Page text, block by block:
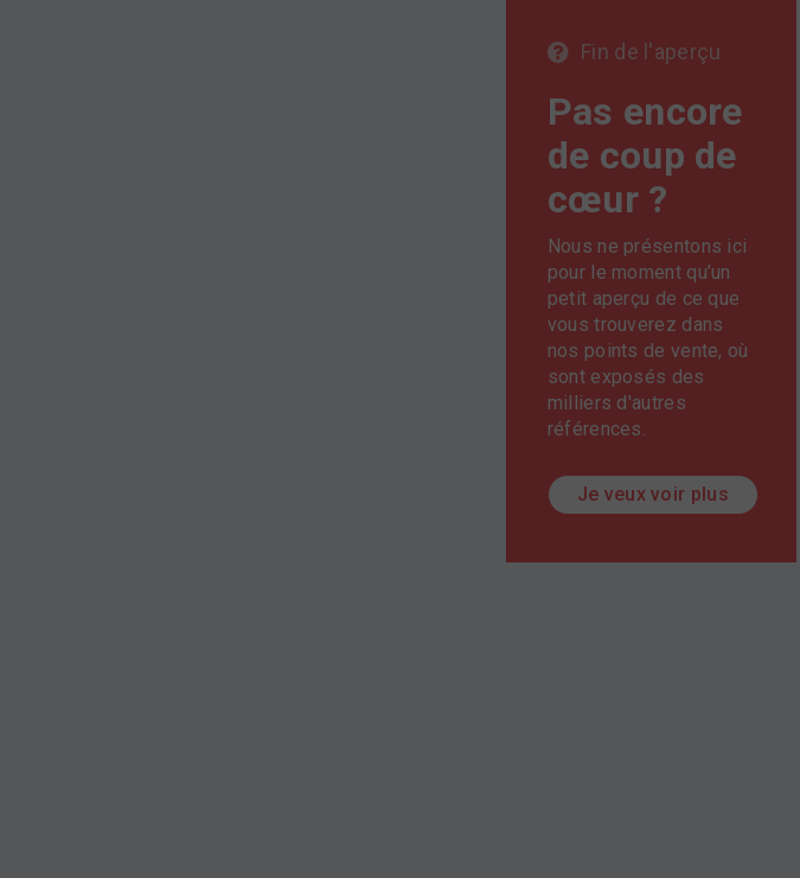
Fin de l'aperçu
Pas encore
de coup de
cœur ?
Nous ne présentons ici
pour le moment qu’un
petit aperçu de ce que
vous trouverez dans
nos points de vente, où
sont exposés des
milliers d'autres
références.
Je veux voir plus